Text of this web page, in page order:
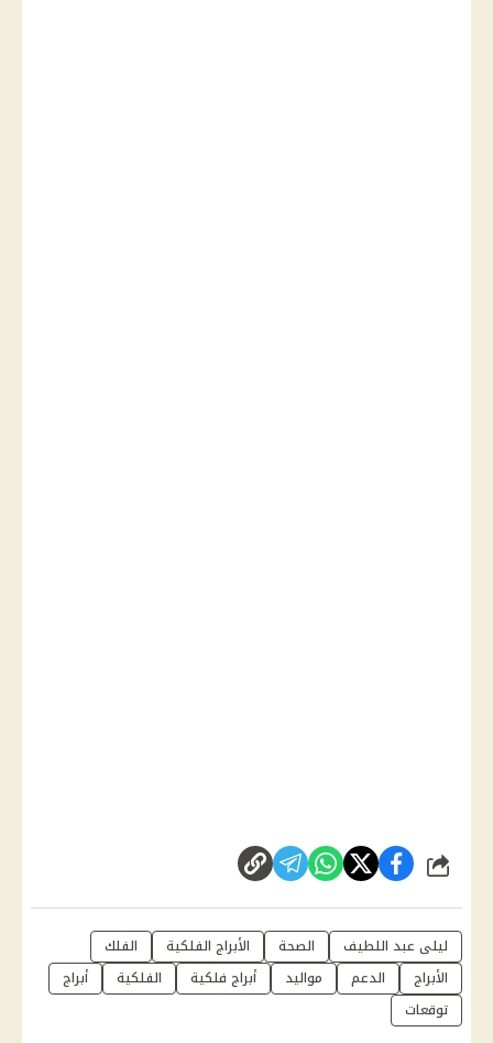
شارك
ليلى عبد اللطيف الصحة الأبراج الفلكية
الفلك
الأبراج
الدعم مواليد أبراج فلكية الفلكية
أبراج
توقعات